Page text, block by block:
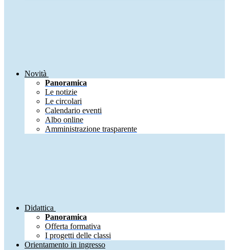
Novità
Panoramica
Le notizie
Le circolari
Calendario eventi
Albo online
Amministrazione trasparente
Didattica
Panoramica
Offerta formativa
I progetti delle classi
Orientamento in ingresso